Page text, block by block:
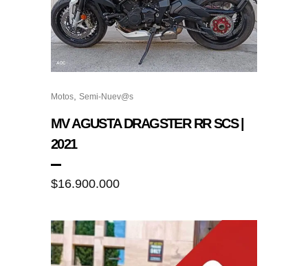
Motos, Semi-Nuev@s
MV AGUSTA DRAGSTER RR SCS |
2021
$16.900.000